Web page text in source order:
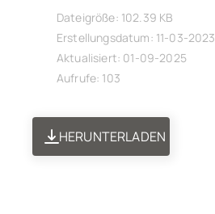
Dateigröße: 102.39 KB
Erstellungsdatum: 11-03-2023
Aktualisiert: 01-09-2025
Aufrufe: 103
HERUNTERLADEN